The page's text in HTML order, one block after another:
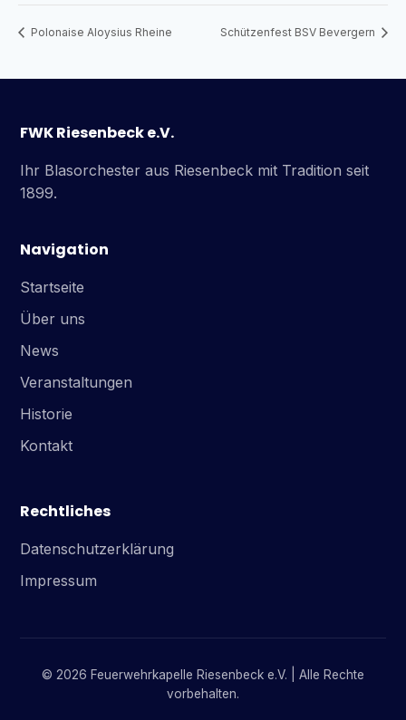
Polonaise Aloysius Rheine Schützenfest BSV Bevergern
FWK Riesenbeck e.V.
Ihr Blasorchester aus Riesenbeck mit Tradition seit
1899.
Navigation
Startseite
Über uns
News
Veranstaltungen
Historie
Kontakt
Rechtliches
Datenschutzerklärung
Impressum
© 2026 Feuerwehrkapelle Riesenbeck e.V. | Alle Rechte
vorbehalten.